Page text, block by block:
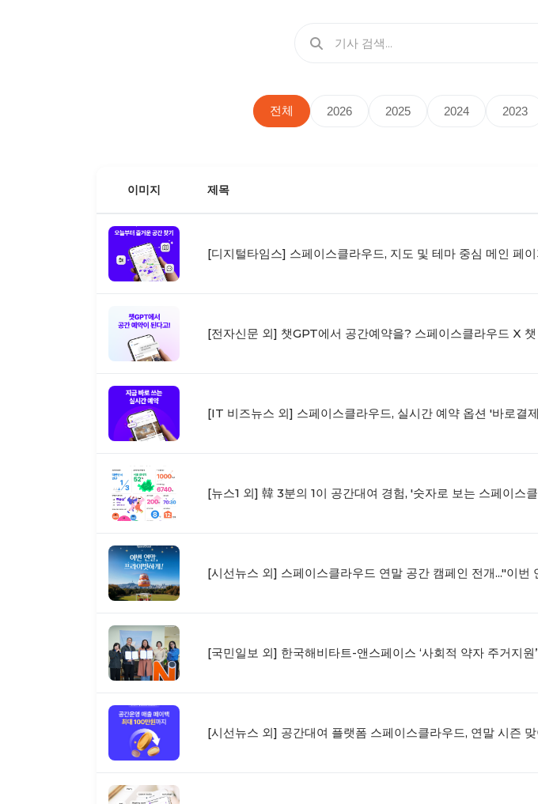
전체 2026 2025 2024 2023
이미지 제목
[디지털타임스] 스페이스클라우드, 지도 및 테마 중심 메인 페
[전자신문 외] 챗GPT에서 공간예약을? 스페이스클라우드 X
[IT 비즈뉴스 외] 스페이스클라우드, 실시간 예약 옵션 '바로결
[뉴스1 외] 韓 3분의 1이 공간대여 경험, '숫자로 보는 스페이스
[시선뉴스 외] 스페이스클라우드 연말 공간 캠페인 전개..."이번
[국민일보 외] 한국해비타트-앤스페이스 ‘사회적 약자 주거지원
[시선뉴스 외] 공간대여 플랫폼 스페이스클라우드, 연말 시즌